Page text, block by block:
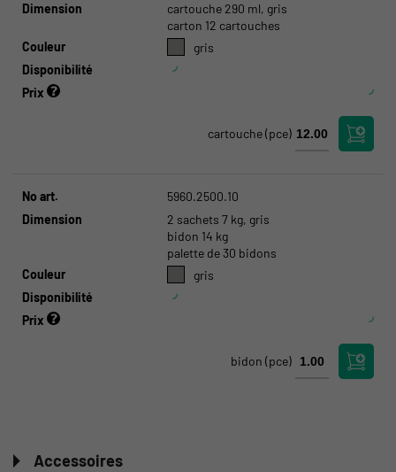
Dimension
cartouche 290 ml, gris
carton 12 cartouches
Couleur
gris
Disponibilité
Prix
cartouche(pce)
No art.
5960.2500.10
Dimension
2 sachets 7 kg, gris
bidon 14 kg
palette de 30 bidons
Couleur
gris
Disponibilité
Prix
bidon (pce)
Accessoires